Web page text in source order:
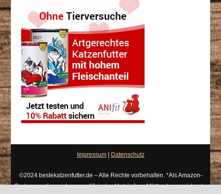
Impressum| Datenschutz
©2024 bestekatzenfutter.de – Alle Rechte vorbehalten. *Als Amazon-
Partner verdiene ich an qualifizierten Verkäufen. Mit * gekennzeichnete